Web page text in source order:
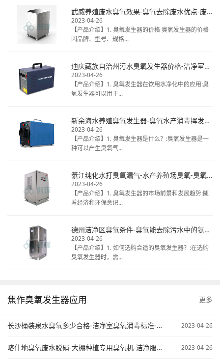
武威养殖废水臭氧效果-臭氧去除废水优点-废水臭氧消毒厂家
2023-04-26
【产品介绍】1. 臭氧发生器的价格 臭氧发生器的价格
因品牌、型号、规格...
迪庆藏族自治州污水臭氧发生器价格-洁净室臭氧消毒热线电话-揭秘桶装水臭氧
2023-04-26
【产品介绍】1. 臭氧发生器在饮用水净化中的应用:臭
氧发生器可以用于...
新余海水养殖臭氧发生器-臭氧水产消毒挥发时间-天然矿泉水臭氧毒
2023-04-26
【产品介绍】1. 臭氧发生器是什么？:臭氧发生器是一
种可以产生臭氧气...
綦江纯化水打臭氧漏气-水产养殖场臭氧-臭氧发生器清洗冷库
2023-04-26
【产品介绍】1. 臭氧发生器的市场前景和发展趋势:随
着经济和环保意识...
德州洁净区臭氧条件-臭氧能去除污水中的氨氮不-臭氧在污水处理中的应用
2023-04-26
【产品介绍】1. 如何选购合适的臭氧发生器？:在选购
臭氧发生器时，需...
焦作臭氧发生器应用 更多
长沙桶装泉水臭氧多少合格-洁净室臭氧消毒标准-臭氧污水处理原来 2023-04-26
喀什地臭氧废水脱硝-大棚种植专用臭氧机-洁净服臭氧灭菌 2023-04-26